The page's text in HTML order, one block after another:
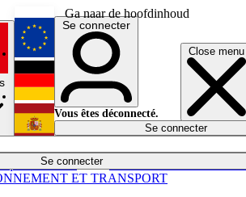
Ga naar de hoofdinhoud
Close menu
Se connecter
Économie
English
Deutsch
Español
Se connecter
Vous êtes déconnecté.
Se connecter
ET TRANSPORT